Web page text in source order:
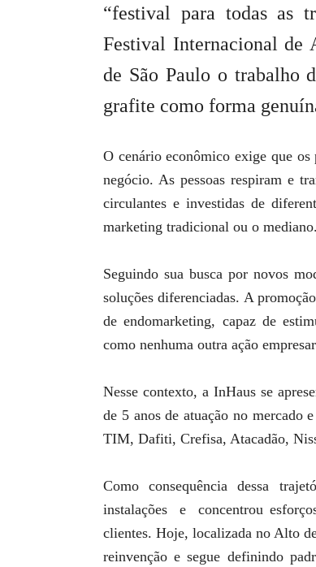
“festival para todas as
Festival Internacional de
de São Paulo o trabalho
grafite como forma
O cenário econômico exige que
negócio. As pessoas respiram e
circulantes e investidas de
marketing tradicional ou o
Seguindo sua busca por novos
soluções diferenciadas. A
de endomarketing, capaz de
como nenhuma outra ação
Nesse contexto, a InHaus se
de 5 anos de atuação no mercado
TIM, Dafiti, Crefisa, Atacadão,
Como consequência dessa
instalações e concentrou
clientes. Hoje, localizada no Alto
reinvenção e segue definindo